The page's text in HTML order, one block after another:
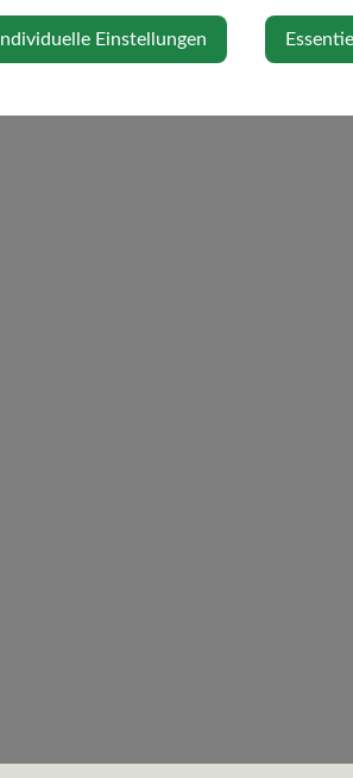
Individuelle Einstellungen